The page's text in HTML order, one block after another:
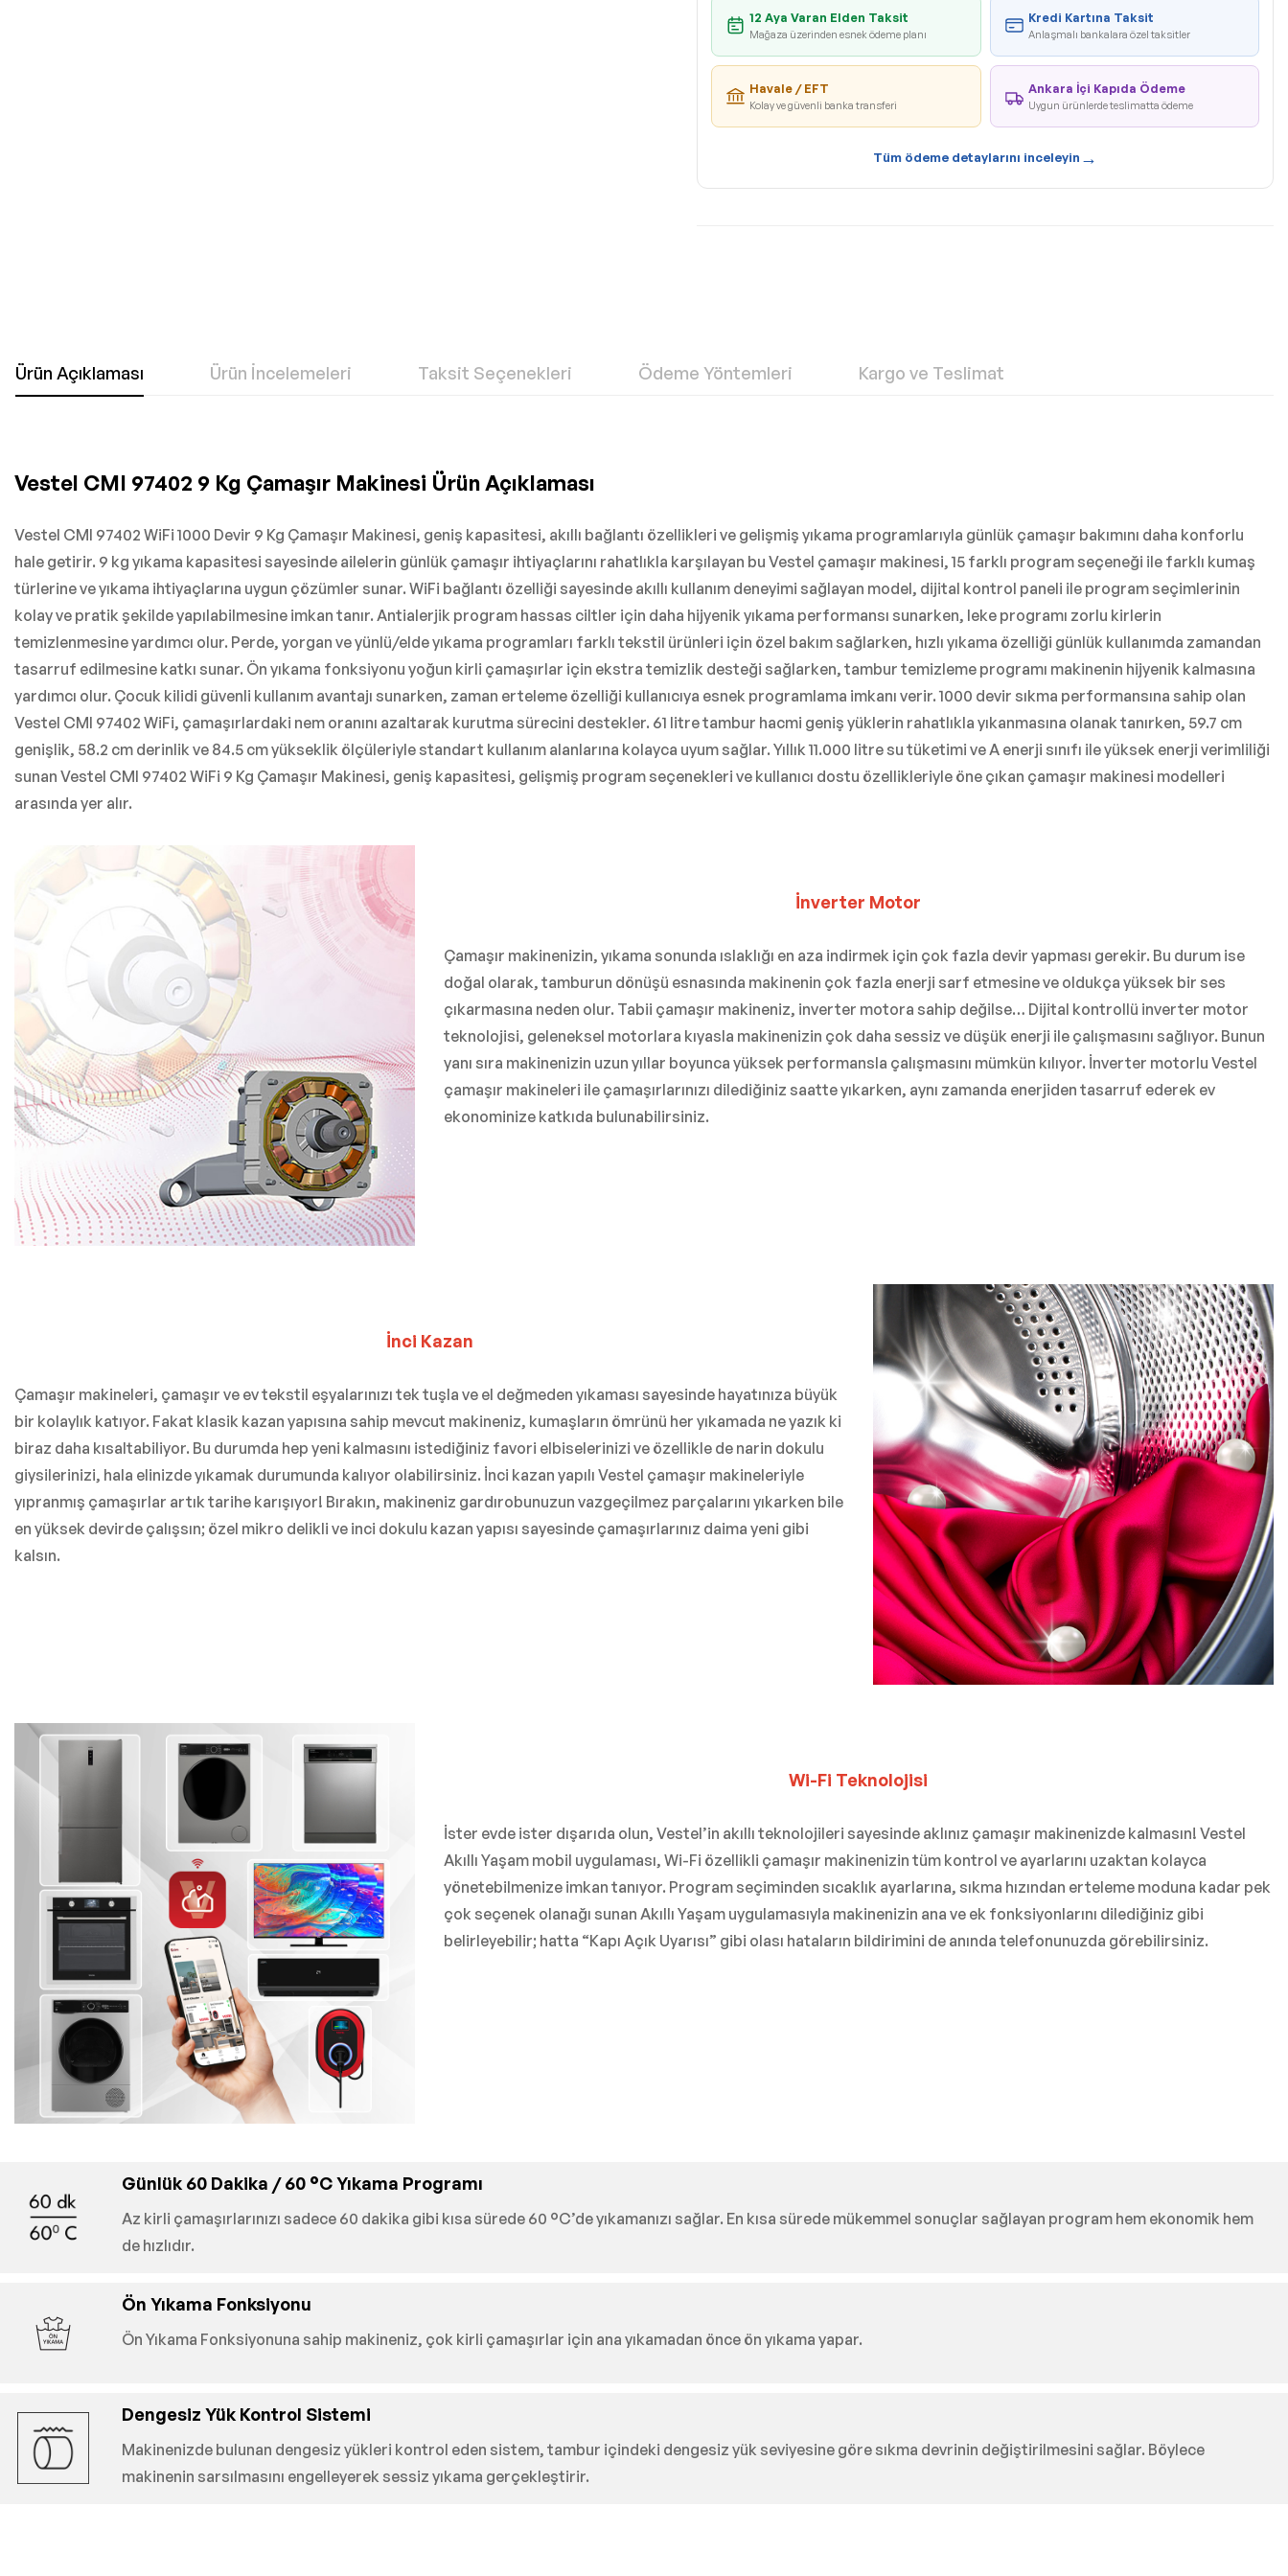
12 Aya Varan Elden Taksit
Mağaza üzerinden esnek ödeme planı
Kredi Kartına Taksit
Anlaşmalı bankalara özel taksitler
Havale / EFT
Kolay ve güvenli banka transferi
Ankara İçi Kapıda Ödeme
Uygun ürünlerde teslimatta ödeme
Tüm ödeme detaylarını inceleyin →
Ürün Açıklaması
Vestel CMI 97402 9 Kg Çamaşır Makinesi Ürün Açıklaması
Vestel CMI 97402 WiFi 1000 Devir 9 Kg Çamaşır Makinesi, geniş kapasitesi, akıllı bağlantı özellikleri ve gelişmiş yıkama programlarıyla günlük çamaşır bakımını daha konforlu
hale getirir. 9 kg yıkama kapasitesi sayesinde ailelerin günlük çamaşır ihtiyaçlarını rahatlıkla karşılayan bu Vestel çamaşır makinesi, 15 farklı program seçeneği ile farklı kumaş
türlerine ve yıkama ihtiyaçlarına uygun çözümler sunar. WiFi bağlantı özelliği sayesinde akıllı kullanım deneyimi sağlayan model, dijital kontrol paneli ile program seçimlerinin
kolay ve pratik şekilde yapılabilmesine imkan tanır. Antialerjik program hassas ciltler için daha hijyenik yıkama performansı sunarken, leke programı zorlu kirlerin
temizlenmesine yardımcı olur. Perde, yorgan ve yünlü/elde yıkama programları farklı tekstil ürünleri için özel bakım sağlarken, hızlı yıkama özelliği günlük kullanımda zamandan
tasarruf edilmesine katkı sunar. Ön yıkama fonksiyonu yoğun kirli çamaşırlar için ekstra temizlik desteği sağlarken, tambur temizleme programı makinenin hijyenik kalmasına
yardımcı olur. Çocuk kilidi güvenli kullanım avantajı sunarken, zaman erteleme özelliği kullanıcıya esnek programlama imkanı verir. 1000 devir sıkma performansına sahip olan
Vestel CMI 97402 WiFi, çamaşırlardaki nem oranını azaltarak kurutma sürecini destekler. 61 litre tambur hacmi geniş yüklerin rahatlıkla yıkanmasına olanak tanırken, 59.7 cm
genişlik, 58.2 cm derinlik ve 84.5 cm yükseklik ölçüleriyle standart kullanım alanlarına kolayca uyum sağlar. Yıllık 11.000 litre su tüketimi ve A enerji sınıfı ile yüksek enerji verimliliği
sunan Vestel CMI 97402 WiFi 9 Kg Çamaşır Makinesi, geniş kapasitesi, gelişmiş program seçenekleri ve kullanıcı dostu özellikleriyle öne çıkan çamaşır makinesi modelleri
arasında yer alır.
İnverter Motor
Çamaşır makinenizin, yıkama sonunda ıslaklığı en aza indirmek için çok fazla devir yapması gerekir. Bu durum ise
doğal olarak, tamburun dönüşü esnasında makinenin çok fazla enerji sarf etmesine ve oldukça yüksek bir ses
çıkarmasına neden olur. Tabii çamaşır makineniz, inverter motora sahip değilse… Dijital kontrollü inverter motor
teknolojisi, geleneksel motorlara kıyasla makinenizin çok daha sessiz ve düşük enerji ile çalışmasını sağlıyor. Bunun
yanı sıra makinenizin uzun yıllar boyunca yüksek performansla çalışmasını mümkün kılıyor. İnverter motorlu Vestel
çamaşır makineleri ile çamaşırlarınızı dilediğiniz saatte yıkarken, aynı zamanda enerjiden tasarruf ederek ev
ekonominize katkıda bulunabilirsiniz.
İnci Kazan
Çamaşır makineleri, çamaşır ve ev tekstil eşyalarınızı tek tuşla ve el değmeden yıkaması sayesinde hayatınıza büyük
bir kolaylık katıyor. Fakat klasik kazan yapısına sahip mevcut makineniz, kumaşların ömrünü her yıkamada ne yazık ki
biraz daha kısaltabiliyor. Bu durumda hep yeni kalmasını istediğiniz favori elbiselerinizi ve özellikle de narin dokulu
giysilerinizi, hala elinizde yıkamak durumunda kalıyor olabilirsiniz. İnci kazan yapılı Vestel çamaşır makineleriyle
yıpranmış çamaşırlar artık tarihe karışıyor! Bırakın, makineniz gardırobunuzun vazgeçilmez parçalarını yıkarken bile
en yüksek devirde çalışsın; özel mikro delikli ve inci dokulu kazan yapısı sayesinde çamaşırlarınız daima yeni gibi
kalsın.
Wi-Fi Teknolojisi
İster evde ister dışarıda olun, Vestel’in akıllı teknolojileri sayesinde aklınız çamaşır makinenizde kalmasın! Vestel
Akıllı Yaşam mobil uygulaması, Wi-Fi özellikli çamaşır makinenizin tüm kontrol ve ayarlarını uzaktan kolayca
yönetebilmenize imkan tanıyor. Program seçiminden sıcaklık ayarlarına, sıkma hızından erteleme moduna kadar pek
çok seçenek olanağı sunan Akıllı Yaşam uygulamasıyla makinenizin ana ve ek fonksiyonlarını dilediğiniz gibi
belirleyebilir; hatta “Kapı Açık Uyarısı” gibi olası hataların bildirimini de anında telefonunuzda görebilirsiniz.
Günlük 60 Dakika / 60 °C Yıkama Programı
Az kirli çamaşırlarınızı sadece 60 dakika gibi kısa sürede 60 °C’de yıkamanızı sağlar. En kısa sürede mükemmel sonuçlar sağlayan program hem ekonomik hem
de hızlıdır.
Ön Yıkama Fonksiyonu
Ön Yıkama Fonksiyonuna sahip makineniz, çok kirli çamaşırlar için ana yıkamadan önce ön yıkama yapar.
Dengesiz Yük Kontrol Sistemi
Makinenizde bulunan dengesiz yükleri kontrol eden sistem, tambur içindeki dengesiz yük seviyesine göre sıkma devrinin değiştirilmesini sağlar. Böylece
makinenin sarsılmasını engelleyerek sessiz yıkama gerçekleştirir.
Ürün İncelemeleri Taksit Seçenekleri Ödeme Yöntemleri Kargo ve Teslimat